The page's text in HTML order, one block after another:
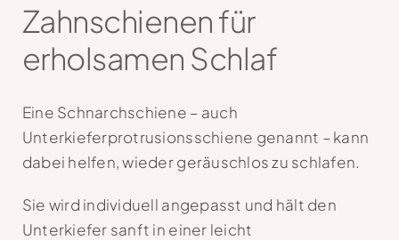
Zahnschienen für
erholsamen Schlaf
Eine Schnarchschiene – auch
Unterkieferprotrusionsschiene genannt – kann
dabei helfen, wieder geräuschlos zu schlafen.
Sie wird individuell angepasst und hält den
Unterkiefer sanft in einer leicht